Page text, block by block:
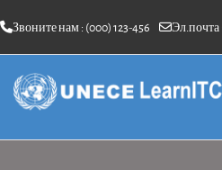
Звоните нам : (000) 123-456 Эл.почта :